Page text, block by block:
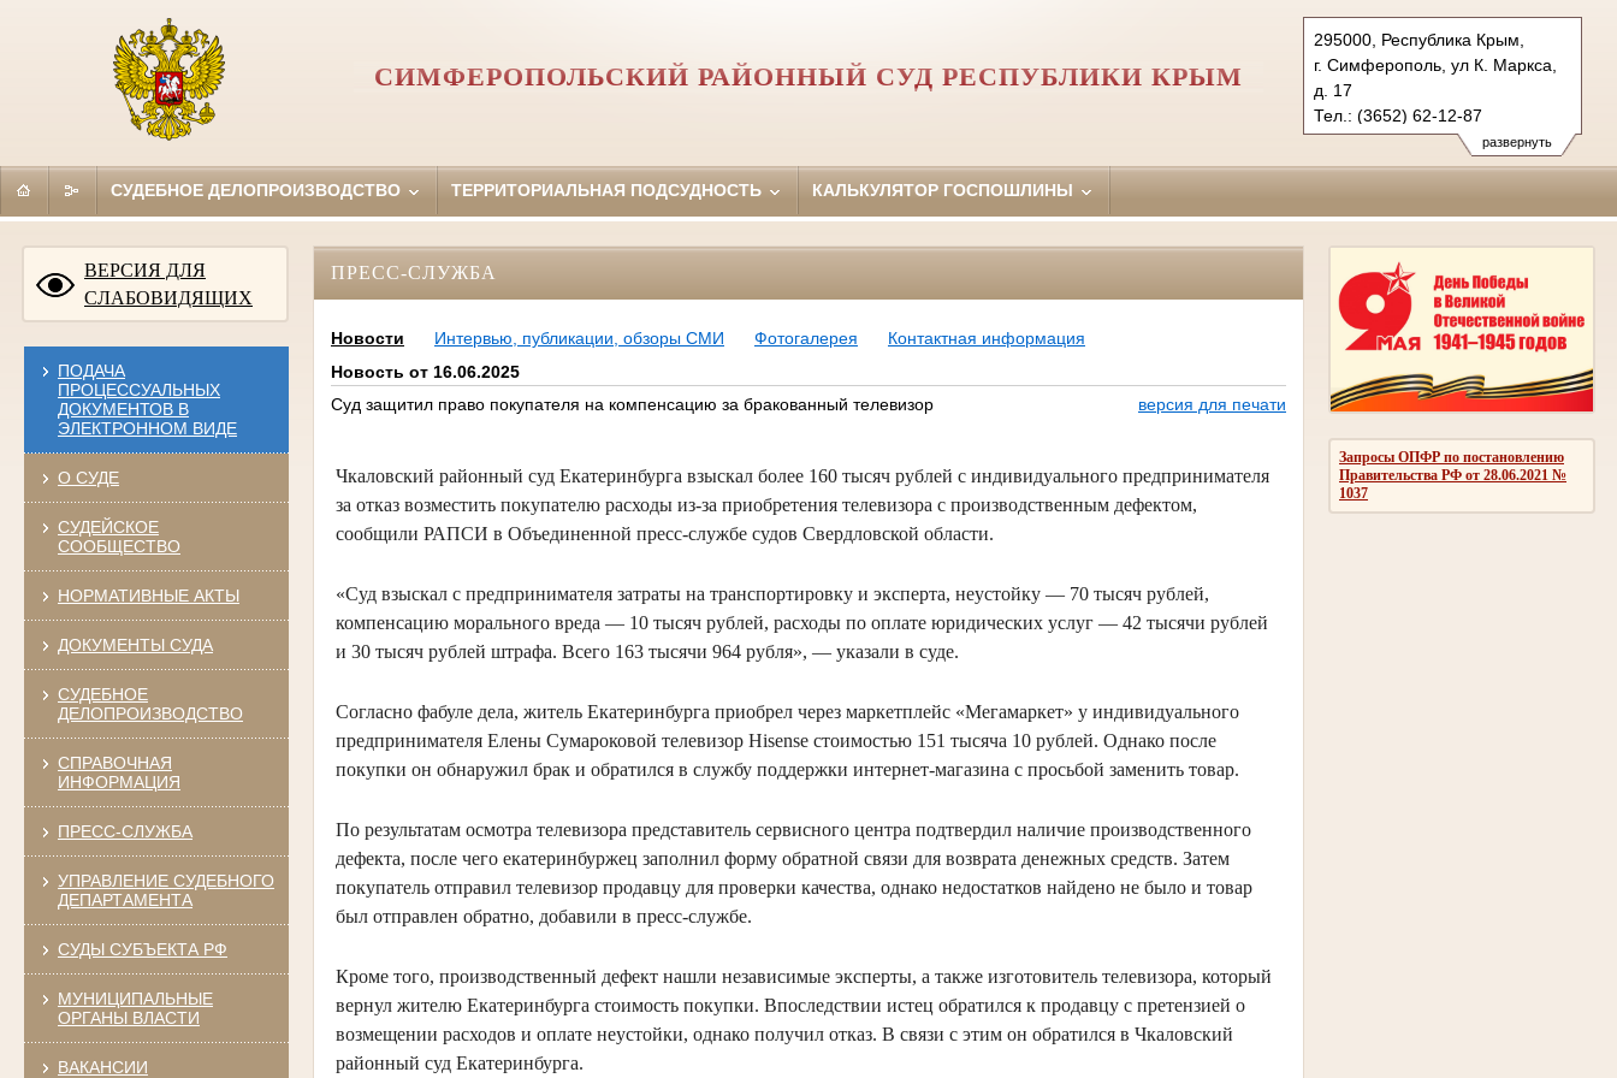
развернуть
295000, Республика Крым,
г. Симферополь, ул К. Маркса,
д. 17
Тел.: (3652) 62-12-87
simpheropolskiy.krm@sudrf.ru
СИМФЕРОПОЛЬСКИЙ РАЙОННЫЙ СУД РЕСПУБЛИКИ КРЫМ
СУДЕБНОЕ ДЕЛОПРОИЗВОДСТВО ТЕРРИТОРИАЛЬНАЯ ПОДСУДНОСТЬ КАЛЬКУЛЯТОР ГОСПОШЛИНЫ
ВЕРСИЯ ДЛЯ
СЛАБОВИДЯЩИХ
ПОДАЧА
ПРОЦЕССУАЛЬНЫХ
ДОКУМЕНТОВ В
ЭЛЕКТРОННОМ ВИДЕ
О СУДЕ
СУДЕЙСКОЕ
СООБЩЕСТВО
НОРМАТИВНЫЕ АКТЫ
ДОКУМЕНТЫ СУДА
СУДЕБНОЕ
ДЕЛОПРОИЗВОДСТВО
СПРАВОЧНАЯ
ИНФОРМАЦИЯ
ПРЕСС-СЛУЖБА
УПРАВЛЕНИЕ СУДЕБНОГО
ДЕПАРТАМЕНТА
СУДЫ СУБЪЕКТА РФ
МУНИЦИПАЛЬНЫЕ
ОРГАНЫ ВЛАСТИ
ВАКАНСИИ
Запросы ОПФР по постановлению
Правительства РФ от 28.06.2021 №
1037
ПРЕСС-СЛУЖБА
Новости Интервью, публикации, обзоры СМИ Фотогалерея
Контактная информация
Новость от 16.06.2025
Суд защитил право покупателя на компенсацию за бракованный телевизор
версия для печати
Чкаловский районный суд Екатеринбурга взыскал более 160 тысяч рублей с индивидуального предпринимателя
за отказ возместить покупателю расходы из-за приобретения телевизора с производственным дефектом,
сообщили РАПСИ в Объединенной пресс-службе судов Свердловской области.
«Суд взыскал с предпринимателя затраты на транспортировку и эксперта, неустойку — 70 тысяч рублей,
компенсацию морального вреда — 10 тысяч рублей, расходы по оплате юридических услуг — 42 тысячи рублей
и 30 тысяч рублей штрафа. Всего 163 тысячи 964 рубля», — указали в суде.
Согласно фабуле дела, житель Екатеринбурга приобрел через маркетплейс «Мегамаркет» у индивидуального
предпринимателя Елены Сумароковой телевизор Hisense стоимостью 151 тысяча 10 рублей. Однако после
покупки он обнаружил брак и обратился в службу поддержки интернет-магазина с просьбой заменить товар.
По результатам осмотра телевизора представитель сервисного центра подтвердил наличие производственного
дефекта, после чего екатеринбуржец заполнил форму обратной связи для возврата денежных средств. Затем
покупатель отправил телевизор продавцу для проверки качества, однако недостатков найдено не было и товар
был отправлен обратно, добавили в пресс-службе.
Кроме того, производственный дефект нашли независимые эксперты, а также изготовитель телевизора, который
вернул жителю Екатеринбурга стоимость покупки. Впоследствии истец обратился к продавцу с претензией о
возмещении расходов и оплате неустойки, однако получил отказ. В связи с этим он обратился в Чкаловский
районный суд Екатеринбурга.